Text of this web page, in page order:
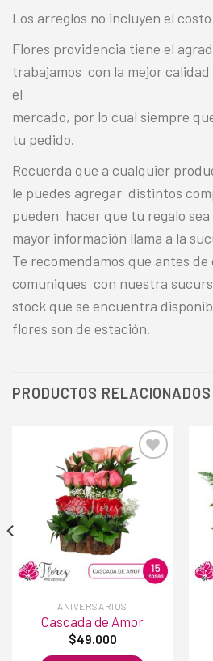
Los arreglos no incluyen el
Flores providencia tiene el
trabajamos con la mejor
el
mercado, por lo cual siempre
tu pedido.
Recuerda que a cualquier
le puedes agregar distintos
pueden hacer que tu regalo
mayor información llama a la
Te recomendamos que antes
comuniques con nuestra
stock que se encuentra
flores son de estación.
PRODUCTOS RELACIONADOS
Añadir
ANIVERSARIOS
Cascada de Amor
$49.000